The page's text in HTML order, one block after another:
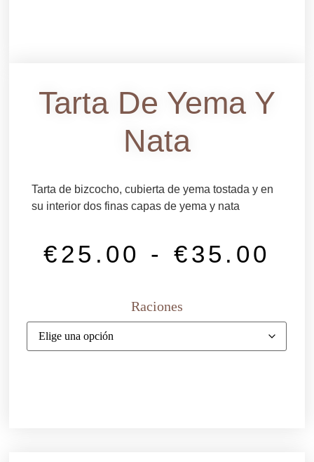
Tarta De Yema Y
Nata
Tarta de bizcocho, cubierta de yema tostada y en
su interior dos finas capas de yema y nata
€25.00 - €35.00
Raciones